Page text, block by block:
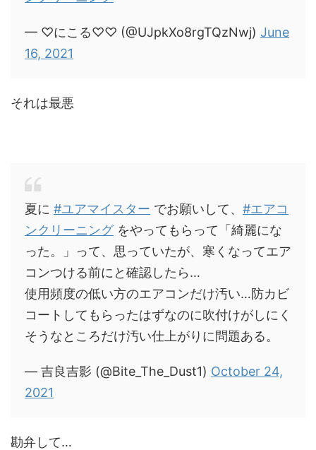
— ♡にこる♡♡ (@UJpkXo8rgTQzNwj) June
16, 2021
それは最悪
夏に #ユアマイスター でお願いして、 #エアコ
ンクリーニングをやってもらって「綺麗にな
った。」って、思っていたが、寒くなってエア
コンつける前にと確認したら…
使用頻度の低い方のエアコンだけ汚い…防カビ
コートしてもらったはずなのに吹付けがしにく
そうなところだけ汚い仕上がりに問題ある。
— 吉良吉影 (@Bite_The_Dust1) October 24,
2021
勘弁して…